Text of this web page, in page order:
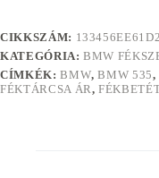
CIKKSZÁM: 133456EE61D2
KATEGÓRIA:BMW
CÍMKÉK:BMW,BMW 535,
FÉKTÁRCSA ÁR ,